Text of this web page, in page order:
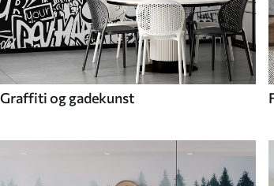
Graffiti og gadekunst